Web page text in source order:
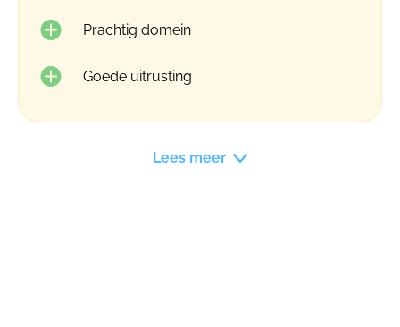
Prachtig domein
Goede uitrusting
Lees meer